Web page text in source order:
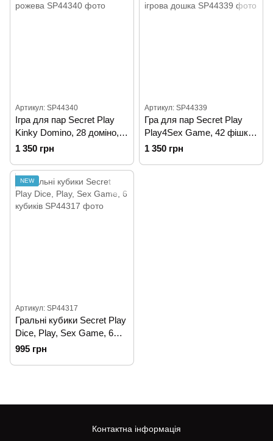
Артикул: SP44340
Ігра для пар Secret Play
Kinky Domino, 28 доміно,
рожева
1 350 грн
Артикул: SP44339
Гра для пар Secret Play
Play4Sex Game, 42 фішки,
1 ігрова дошка
1 350 грн
NEW
Артикул: SP44317
Гральні кубики Secret Play
Dice, Play, Sex Game, 6
кубиків
995 грн
Контактна інформація